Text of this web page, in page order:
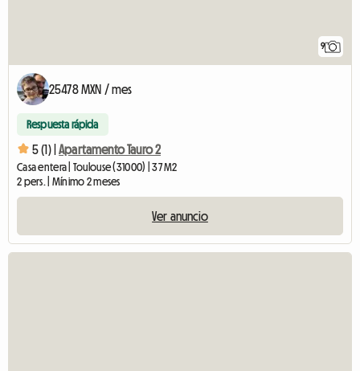
9
25478 MXN / mes
Respuesta rápida
5 (1) | Apartamento Tauro 2
Casa entera | Toulouse (31000) | 37 M2
2 pers. | Mínimo 2 meses
Ver anuncio